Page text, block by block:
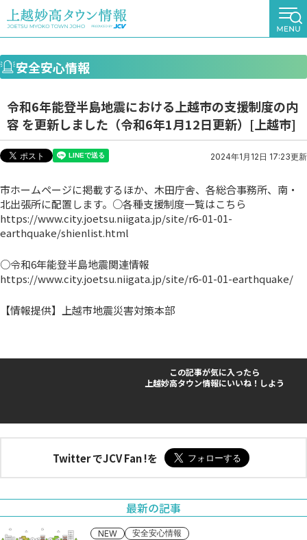
安全安心情報
令和6年能登半島地震における上越市の支援制度の内
容 を更新しました（令和6年1月12日更新）[上越市]
2024年1月12日 17:23更新
市ホームページに掲載するほか、木田庁舎、各総合事務所、南・
北出張所に配置します。○各種支援制度一覧はこちら
https://www.city.joetsu.niigata.jp/site/r6-01-01-
earthquake/shienlist.html
○令和6年能登半島地震関連情報
https://www.city.joetsu.niigata.jp/site/r6-01-01-earthquake/
【情報提供】上越市地震災害対策本部
この記事が気に入ったら
上越妙高タウン情報にいいね！しよう
Twitter でJCV Fan !を
最新の記事
NEW 安全安心情報